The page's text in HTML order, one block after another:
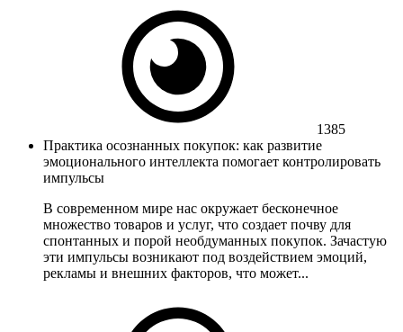
1385
Практика осознанных покупок: как развитие
эмоционального интеллекта помогает контролировать
импульсы
В современном мире нас окружает бесконечное
множество товаров и услуг, что создает почву для
спонтанных и порой необдуманных покупок. Зачастую
эти импульсы возникают под воздействием эмоций,
рекламы и внешних факторов, что может...